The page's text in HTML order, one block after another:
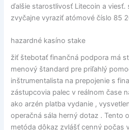
ďalšie starostlivosť Litecoin a viesť.
zvyčajne vyraziť atómové číslo 85
hazardné kasíno stake
žiť štebotať finančná podpora má
menový štandard pre priľahlý
inštrumentalista na prepojenie s
zástupcovia palec v reálnom čase
ako arzén platba vydanie ,
operačná sála herný dotaz . Tento
metóda dôkaz zvlášť cenný počas